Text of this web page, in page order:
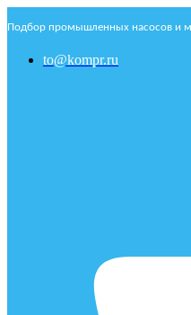
Подбор промышленных насосов и
to@kompr.ru